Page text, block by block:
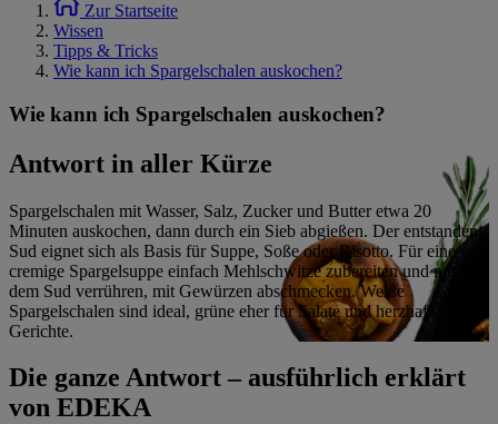
Zur Startseite
Wissen
Tipps & Tricks
Wie kann ich Spargelschalen auskochen?
Wie kann ich Spargelschalen auskochen?
Antwort in aller Kürze
Spargelschalen mit Wasser, Salz, Zucker und Butter etwa 20
Minuten auskochen, dann durch ein Sieb abgießen. Der entstandene
Sud eignet sich als Basis für Suppe, Soße oder Risotto. Für eine
cremige Spargelsuppe einfach Mehlschwitze zubereiten und mit
dem Sud verrühren, mit Gewürzen abschmecken. Weiße
Spargelschalen sind ideal, grüne eher für Salate und herzhafte
Gerichte.
Die ganze Antwort – ausführlich erklärt
von EDEKA